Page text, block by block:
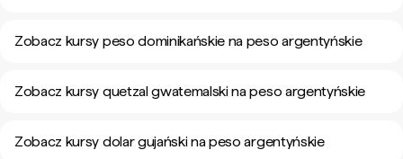
Zobacz kursy peso dominikańskie na peso argentyńskie
Zobacz kursy quetzal gwatemalski na peso argentyńskie
Zobacz kursy dolar gujański na peso argentyńskie